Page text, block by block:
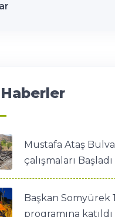
Mustafa Ataş
çalışmaları Başladı
Başkan Somyürek
programına katıldı